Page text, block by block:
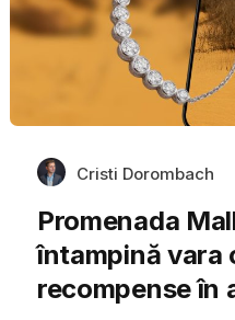
Cristi Dorombach
Promenada
întampină vara
recompense în